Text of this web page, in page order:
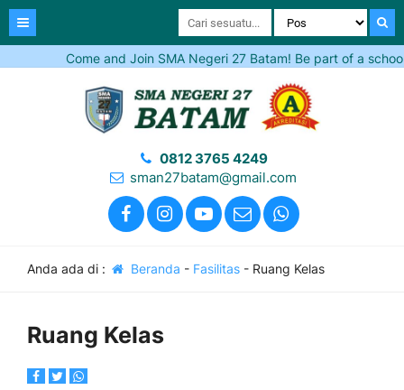
Come and Join SMA Negeri 27 Batam! Be part of a
0812 3765 4249
sman27batam@gmail.com
Anda ada di : Beranda - Fasilitas- Ruang Kelas
Ruang Kelas